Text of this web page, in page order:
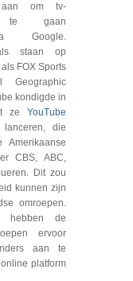
om tv-
te gaan
Google.
staan op
FOX Sports
kondigde in
ze YouTube
die
Amerikaanse
CBS, ABC,
Dit zou
kunnen zijn
omroepen.
hebben de
ervoor
aan te
platform